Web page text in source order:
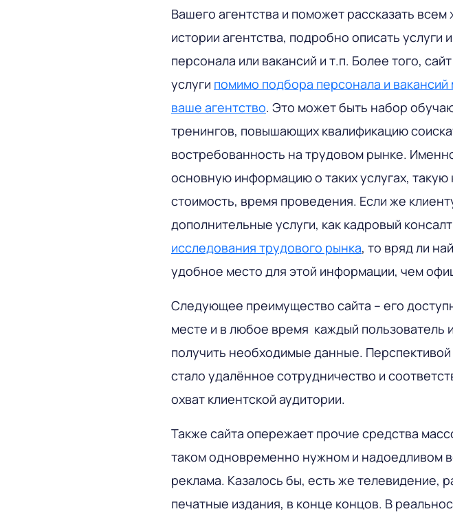
Вашего агентства и поможет рассказать
истории агентства, подробно описать услуги
персонала или вакансий и т.п. Более того,
услуги помимо подбора персонала и
ваше агентство. Это может быть набор
тренингов, повышающих квалификацию
востребованность на трудовом рынке.
основную информацию о таких услугах, такую
стоимость, время проведения. Если же
дополнительные услуги, как кадровый
исследования трудового рынка, то вряд ли
удобное место для этой информации, чем
Следующее преимущество сайта – его
месте и в любое время каждый пользователь
получить необходимые данные. Перспективой
стало удалённое сотрудничество и
охват клиентской аудитории.
Также сайта опережает прочие средства
таком одновременно нужном и надоедливом
реклама. Казалось бы, есть же телевидение,
печатные издания, в конце концов. В